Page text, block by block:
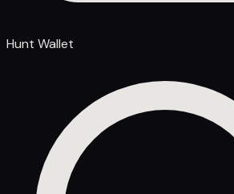
Hunt Wallet